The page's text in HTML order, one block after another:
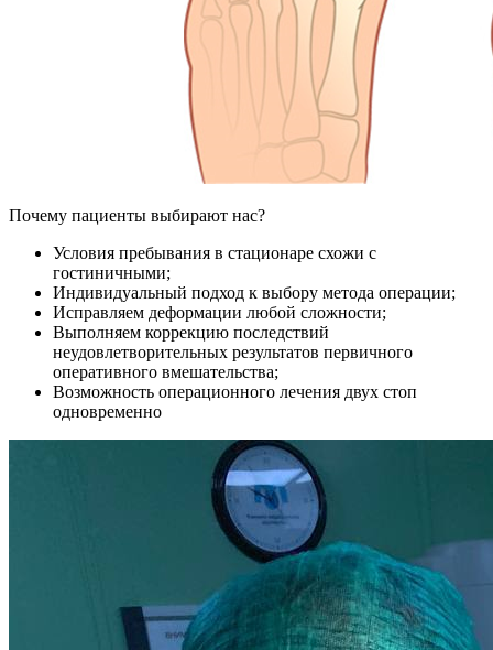
Почему пациенты выбирают нас?
Условия пребывания в стационаре схожи с
гостиничными;
Индивидуальный подход к выбору метода операции;
Исправляем деформации любой сложности;
Выполняем коррекцию последствий
неудовлетворительных результатов первичного
оперативного вмешательства;
Возможность операционного лечения двух стоп
одновременно